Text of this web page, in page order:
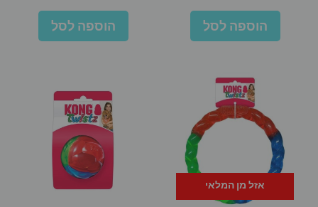
הוספה לסל הוספה לסל
אזל מן המלאי